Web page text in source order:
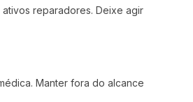
reparadores. Deixe agir
Manter fora do alcance